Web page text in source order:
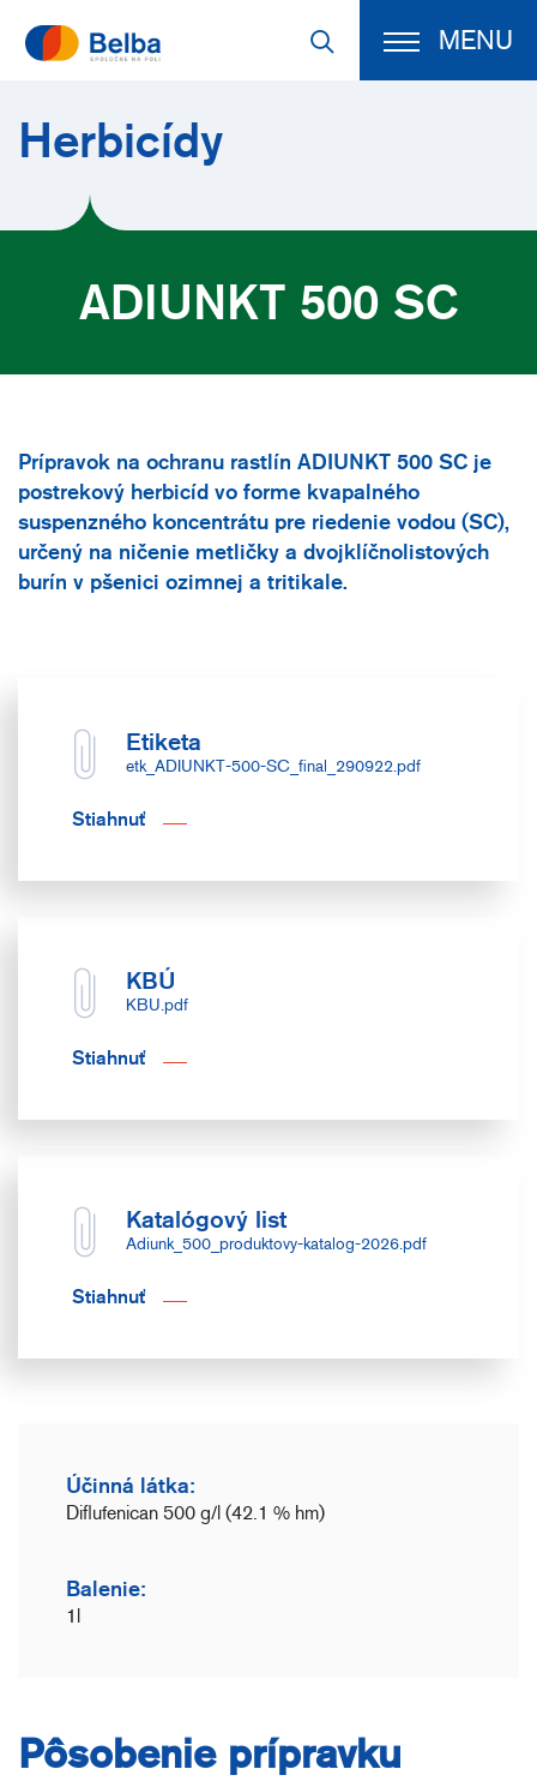
MENU
Herbicídy
ADIUNKT 500 SC
Prípravok na ochranu rastlín ADIUNKT 500 SC je
postrekový herbicíd vo forme kvapalného
suspenzného koncentrátu pre riedenie vodou (SC),
určený na ničenie metličky a dvojklíčnolistových
burín v pšenici ozimnej a tritikale.
Etiketa
etk_ADIUNKT-500-SC_final_290922.pdf
Stiahnuť
KBÚ
KBU.pdf
Stiahnuť
Katalógový list
Adiunk_500_produktovy-katalog-2026.pdf
Stiahnuť
Účinná látka:
Diflufenican 500 g/l (42.1 % hm)
Balenie:
1l
Pôsobenie prípravku